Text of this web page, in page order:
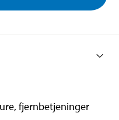
fjernbetjeninger